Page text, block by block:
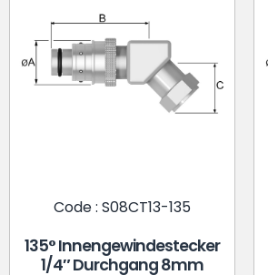
Code : S08CT13-135
135° Innengewindestecker
1/4″ Durchgang 8mm